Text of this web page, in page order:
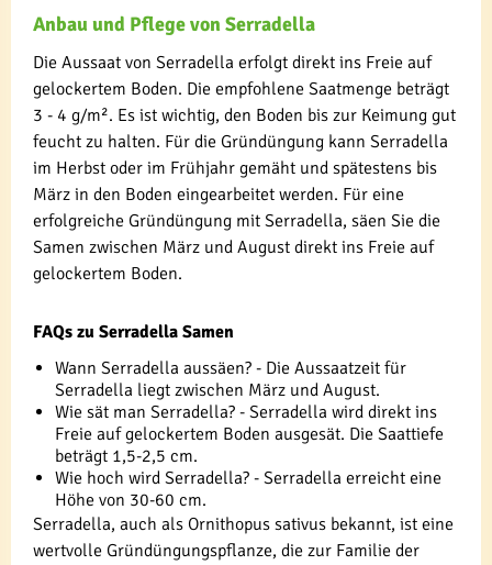
Anbau und Pflege von Serradella
Die Aussaat von Serradella erfolgt direkt ins Freie auf
gelockertem Boden. Die empfohlene Saatmenge beträgt
3 - 4 g/m². Es ist wichtig, den Boden bis zur Keimung gut
feucht zu halten. Für die Gründüngung kann Serradella
im Herbst oder im Frühjahr gemäht und spätestens bis
März in den Boden eingearbeitet werden. Für eine
erfolgreiche Gründüngung mit Serradella, säen Sie die
Samen zwischen März und August direkt ins Freie auf
gelockertem Boden.
FAQs zu Serradella Samen
Wann Serradella aussäen? - Die Aussaatzeit für
Serradella liegt zwischen März und August.
Wie sät man Serradella? - Serradella wird direkt ins
Freie auf gelockertem Boden ausgesät. Die Saattiefe
beträgt 1,5-2,5 cm.
Wie hoch wird Serradella? - Serradella erreicht eine
Höhe von 30-60 cm.
Serradella, auch als Ornithopus sativus bekannt, ist eine
wertvolle Gründüngungspflanze, die zur Familie der